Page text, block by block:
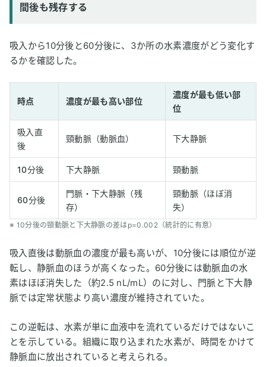
間後も残存する
吸入から10分後と60分後に、3か所の水素濃度がどう変化す
るかを確認した。
時点 濃度が最も高い部位
濃度が最も低い部
位
吸入直
後
頸動脈（動脈血） 下大静脈
10分後 下大静脈 頸動脈
60分後
門脈・下大静脈（残
存）
頸動脈（ほぼ消
失）
※ 10分後の頸動脈と下大静脈の差はp=0.002（統計的に有意）
吸入直後は動脈血の濃度が最も高いが、10分後には順位が逆
転し、静脈血のほうが高くなった。60分後には動脈血の水
素はほぼ消失した（約2.5 nL/mL）のに対し、門脈と下大静
脈では定常状態より高い濃度が維持されていた。
この逆転は、水素が単に血液中を流れているだけではないこ
とを示している。組織に取り込まれた水素が、時間をかけて
静脈血に放出されていると考えられる。